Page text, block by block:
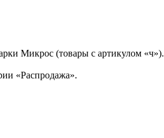
Микрос (товары с артикулом «ч»).
«Распродажа».